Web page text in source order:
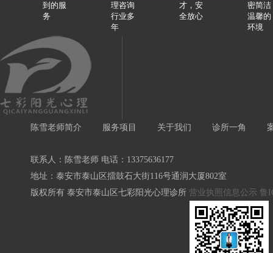
到的服
务
理咨询
行业多
年
才，安
全放心
密简洁
温馨的
环境
陈雪老师简介 服务项目 关于我们 诊所一角
联系人：陈雪老师 电话：13375636177
地址：泰安市泰山区擂鼓石大街116号通润大厦802室
版权所有 泰安市泰山区七彩阳光心理诊所 营业执照信息公示 鲁